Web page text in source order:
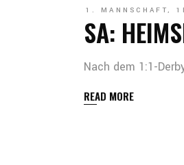
1. MANNSCHAFT,
SA:
Nach dem 1:1-
READ MORE